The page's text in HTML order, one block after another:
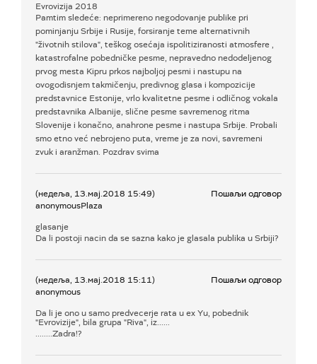
Evrovizija 2018
Pamtim sledeće: neprimereno negodovanje publike pri
pominjanju Srbije i Rusije, forsiranje teme alternativnih
"životnih stilova", teškog osećaja ispolitiziranosti atmosfere ,
katastrofalne pobedničke pesme, nepravedno nedodeljenog
prvog mesta Kipru prkos najboljoj pesmi i nastupu na
ovogodisnjem takmičenju, predivnog glasa i kompozicije
predstavnice Estonije, vrlo kvalitetne pesme i odličnog vokala
predstavnika Albanije, slične pesme savremenog ritma
Slovenije i konačno, anahrone pesme i nastupa Srbije. Probali
smo etno već nebrojeno puta, vreme je za novi, savremeni
zvuk i aranžman. Pozdrav svima
(недеља, 13.мај.2018 15:49)
anonymousPlaza
Пошаљи одговор
glasanje
Da li postoji nacin da se sazna kako je glasala publika u Srbiji?
(недеља, 13.мај.2018 15:11)
anonymous
Пошаљи одговор
Da li je ono u samo predvecerje rata u ex Yu, pobednik
"Evrovizije", bila grupa "Riva", iz......
........Zadra!?